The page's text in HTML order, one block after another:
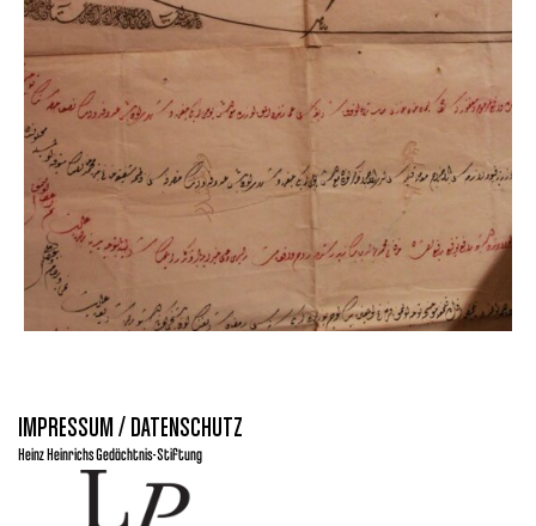
IMPRESSUM / DATENSCHUTZ
Heinz Heinrichs Gedächtnis-Stiftung